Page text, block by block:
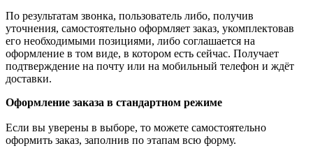
По результатам звонка, пользователь либо, получив
уточнения, самостоятельно оформляет заказ, укомплектовав
его необходимыми позициями, либо соглашается на
оформление в том виде, в котором есть сейчас. Получает
подтверждение на почту или на мобильный телефон и ждёт
доставки.
Оформление заказа в стандартном режиме
Если вы уверены в выборе, то можете самостоятельно
оформить заказ, заполнив по этапам всю форму.